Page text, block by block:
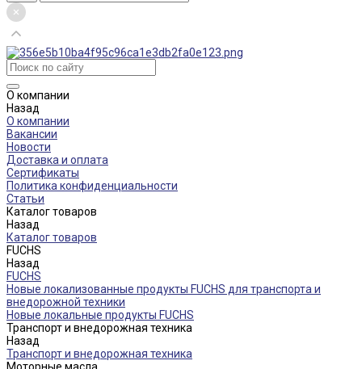
О компании
Назад
О компании
Вакансии
Новости
Доставка и оплата
Сертификаты
Политика конфиденциальности
Статьи
Каталог товаров
Назад
Каталог товаров
FUCHS
Назад
FUCHS
Новые локализованные продукты FUCHS для транспорта и
внедорожной техники
Новые локальные продукты FUCHS
Транспорт и внедорожная техника
Назад
Транспорт и внедорожная техника